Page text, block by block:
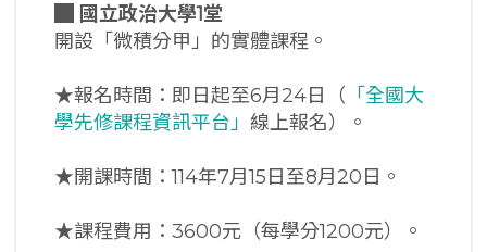
國立政治大學1堂
開設「微積分甲」的實體課程。
★報名時間：即日起至6月24日（ 「全國大
學先修課程資訊平台」 線上報名）。
★開課時間：114年7月15日至8月20日。
★課程費用：3600元（每學分1200元）。